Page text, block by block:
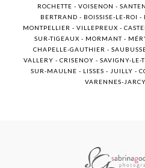
ROCHETTE - VOISENON -
BERTRAND - BOISSISE-LE-ROI
MONTPELLIER - VILLEPREUX -
SUR-TIGEAUX - MORMANT -
CHAPELLE-GAUTHIER -
VALLERY - CRISENOY - SAVIGNY-
SUR-MAULNE - LISSES - JUILLY -
VARENNES-